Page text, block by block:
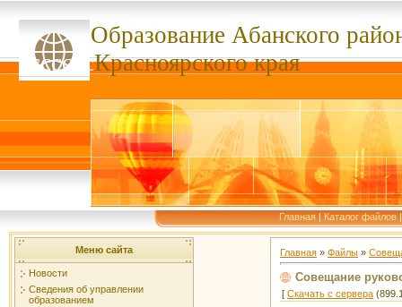
Образование Абанского
сссссссКрасноярского края
Главная | Каталог файлов
Меню сайта
Новости
Сведения об управлении
образованием
Главная » Файлы »
Совещание
[ Скачать с сервера